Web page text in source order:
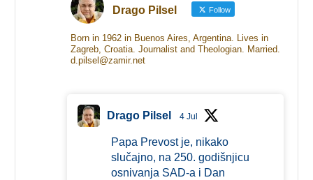
Drago Pilsel Follow
Born in 1962 in Buenos Aires, Argentina. Lives in
Zagreb, Croatia. Journalist and Theologian. Married.
d.pilsel@zamir.net
Drago Pilsel 4 Jul
Papa Prevost je, nikako
slučajno, na 250. godišnjicu
osnivanja SAD-a i Dan